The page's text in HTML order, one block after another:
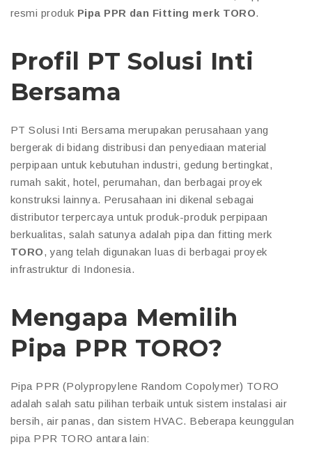
resmi produk Pipa PPR dan Fitting merk TORO.
Profil PT Solusi Inti
Bersama
PT Solusi Inti Bersama merupakan perusahaan yang
bergerak di bidang distribusi dan penyediaan material
perpipaan untuk kebutuhan industri, gedung bertingkat,
rumah sakit, hotel, perumahan, dan berbagai proyek
konstruksi lainnya. Perusahaan ini dikenal sebagai
distributor terpercaya untuk produk-produk perpipaan
berkualitas, salah satunya adalah pipa dan fitting merk
TORO, yang telah digunakan luas di berbagai proyek
infrastruktur di Indonesia.
Mengapa Memilih
Pipa PPR TORO?
Pipa PPR (Polypropylene Random Copolymer) TORO
adalah salah satu pilihan terbaik untuk sistem instalasi air
bersih, air panas, dan sistem HVAC. Beberapa keunggulan
pipa PPR TORO antara lain: